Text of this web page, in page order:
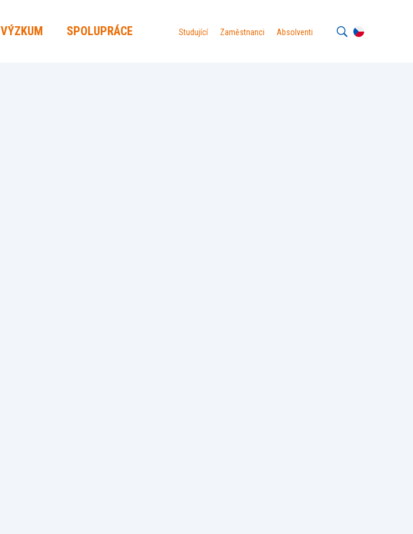
VÝZKUM SPOLUPRÁCE Studující Zaměstnanci Absolventi